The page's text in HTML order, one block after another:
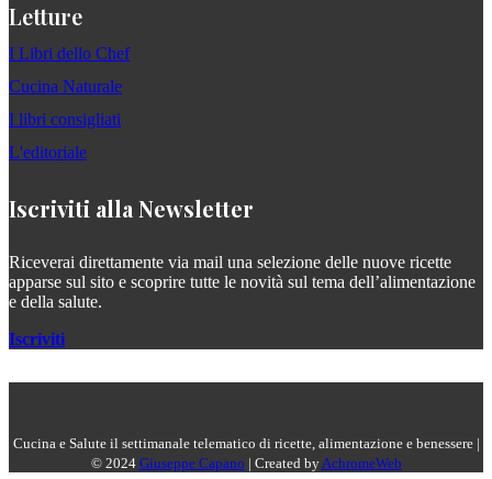
Letture
I Libri dello Chef
Cucina Naturale
I libri consigliati
L'editoriale
Iscriviti alla Newsletter
Riceverai direttamente via mail una selezione delle nuove ricette
apparse sul sito e scoprire tutte le novità sul tema dell’alimentazione
e della salute.
Iscriviti
Cucina e Salute il settimanale telematico di ricette, alimentazione e benessere |
© 2024 Giuseppe Capano | Created by AchromeWeb